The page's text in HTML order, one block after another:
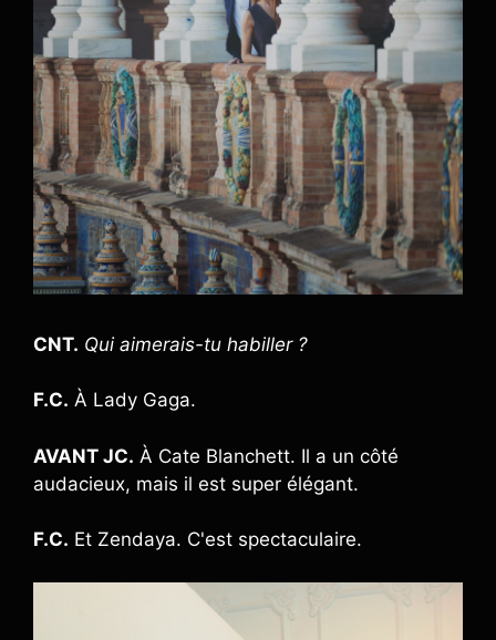
CNT. Qui aimerais-tu habiller ?
F.C. À Lady Gaga.
AVANT JC. À Cate Blanchett. Il a un côté
audacieux, mais il est super élégant.
F.C. Et Zendaya. C'est spectaculaire.